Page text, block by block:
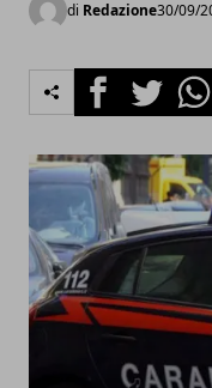
di Redazione30/09/
FacebookTwitter